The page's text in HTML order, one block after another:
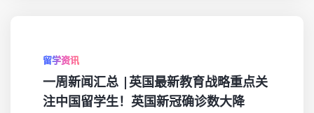
留学资讯
一周新闻汇总 |英国最新教育战略重点关
注中国留学生！英国新冠确诊数大降